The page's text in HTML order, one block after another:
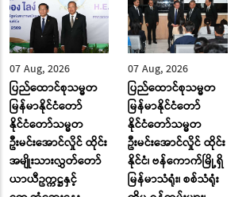
07 Aug, 2026
ပြည်ထောင်စုသမ္မတ
မြန်မာနိုင်ငံတော်
နိုင်ငံတော်သမ္မတ
ဦးမင်းအောင်လှိုင် ထိုင်း
အမျိုးသားလွှတ်တော်
ယာယီဥက္ကဋ္ဌနှင့်
07 Aug, 2026
ပြည်ထောင်စုသမ္မတ
မြန်မာနိုင်ငံတော်
နိုင်ငံတော်သမ္မတ
ဦးမင်းအောင်လှိုင် ထိုင်း
နိုင်ငံ၊ ဗန်ကောက်မြို့ရှိ
မြန်မာသံရုံး၊ စစ်သံရုံး